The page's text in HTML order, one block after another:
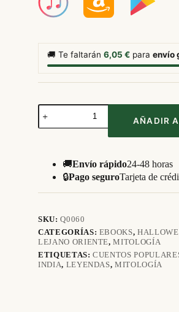
🚚 Te faltarán 6,05 € para envío
Fábulas
leyendas
cantidad
AÑADIR
🚚Envío rápido24-48 horas
🔒Pago seguroTarjeta de
SKU:Q0060
CATEGORÍAS: EBOOKS,
LEJANO ORIENTE,MITOLOGÍA
ETIQUETAS:CUENTOS
INDIA, LEYENDAS,MITOLOGÍA